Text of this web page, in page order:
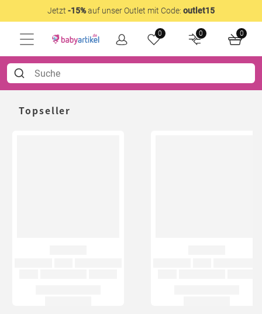
Jetzt -15%auf unser Outlet mit Code: outlet15
0 0 0
Topseller